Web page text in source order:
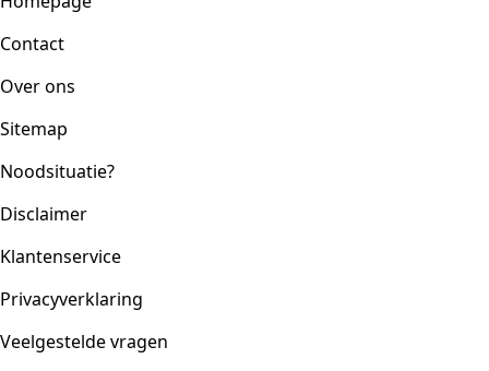
Contact
Over ons
Sitemap
Noodsituatie?
Disclaimer
Klantenservice
Privacyverklaring
Veelgestelde vragen